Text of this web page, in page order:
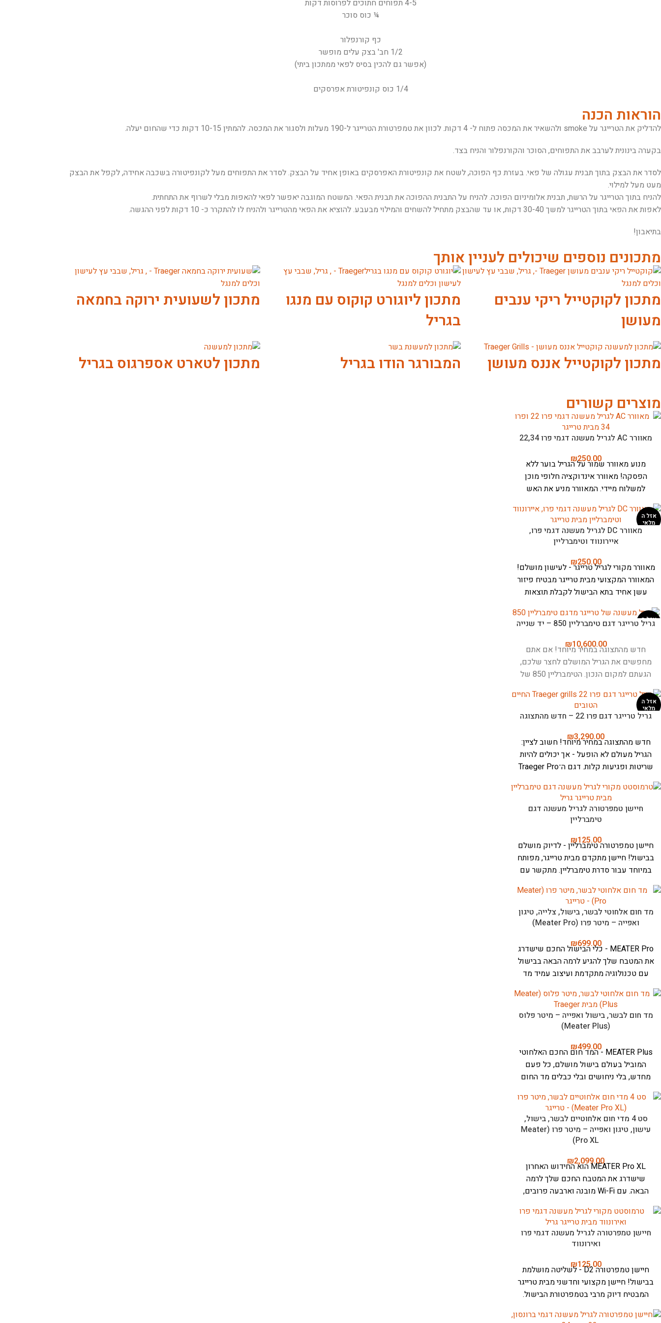
4-5 תפוחים חתוכים לפרוסות דקות
¼ כוס סוכר
כף קורנפלור
1/2 חב' בצק עלים מופשר
(אפשר גם להכין בסיס לפאי ממתכון ביתי)
1/4 כוס קונפיטורת אפרסקים
הוראות הכנה
​להדליק את הטרייגר על smoke ולהשאיר את המכסה פתוח ל- 4 דקות. לכוון את טמפרטורת הטרייגר ל-190 מעלות ולסגור את המכסה. להמתין 10-15 דקות כדי שהחום יעלה.
בקערה בינונית לערבב את התפוחים, הסוכר והקורנפלור והניח בצד.
לסדר את הבצק בתוך תבנית עגולה של פאי. בעזרת כף הפוכה, לשטח את קונפיטורת האפרסקים באופן אחיד על הבצק. לסדר את התפוחים מעל לקונפיטורה בשכבה אחידה, לקפל את הבצק
מעט מעל למילוי.
להניח בתוך הטרייגר על הרשת, תבנית אלומיניום הפוכה. להניח על התבנית ההפוכה את תבנית הפאי. המשטח המוגבה יאפשר לפאי להאפות מבלי לשרוף את התחתית.
לאפות את הפאי בתוך הטרייגר למשך 30-40 דקות, או עד שהבצק מתחיל להשחים והמילוי מבעבע. להוציא את הפאי מהטרייגר ולהניח לו להתקרר כ- 10 דקות לפני ההגשה.
בתיאבון!
מתכונים נוספים שיכולים לעניין אותך
מתכון לקוקטייל ריקי ענבים
מעושן
מתכון ליוגורט קוקוס עם מנגו
בגריל
מתכון לשעועית ירוקה בחמאה
מתכון לקוקטייל אננס מעושן המבורגר הודו בגריל
מתכון לטארט אספרגוס בגריל
מוצרים קשורים